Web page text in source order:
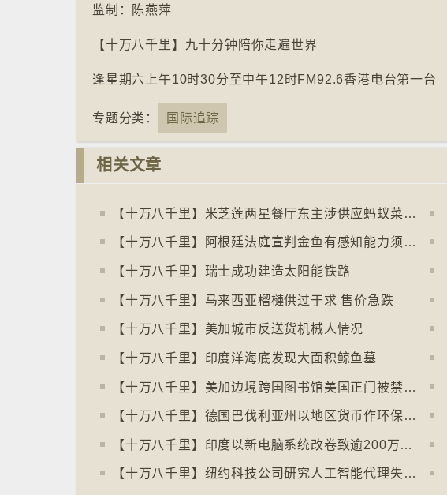
监制：陈燕萍
【十万八千里】九十分钟陪你走遍世界
逢星期六上午10时30分至中午12时FM92.6香港电台第一台
专题分类： 国际追踪
相关文章
【十万八千里】米芝莲两星餐厅东主涉供应蚂蚁菜式 检方求囚一年
【十万八千里】阿根廷法庭宣判金鱼有感知能力须从寿司店移走
【十万八千里】瑞士成功建造太阳能铁路
【十万八千里】马来西亚榴槤供过于求 售价急跌
【十万八千里】美加城市反送货机械人情况
【十万八千里】印度洋海底发现大面积鲸鱼墓
【十万八千里】美加边境跨国图书馆美国正门被禁另开「加拿大」门
【十万八千里】德国巴伐利亚州以地区货币作环保金融工具
【十万八千里】印度以新电脑系统改卷致逾200万考生成绩或有出错
【十万八千里】纽约科技公司研究人工智能代理失控情况